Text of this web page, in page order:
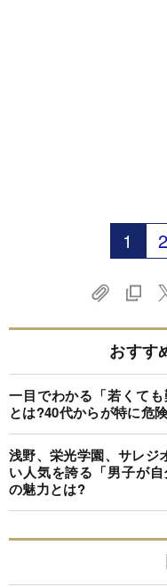
1 2
おすす
一目でわかる「若くて
とは?40代からが特に危
浅野、栄光学園、サレジ
い人気を誇る「男子が
の魅力とは?